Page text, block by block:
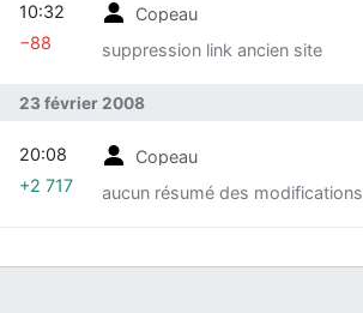
Copeau
suppression link ancien site
10:32
−88
23 février 2008
Copeau
aucun résumé des modifications
20:08
+2 717